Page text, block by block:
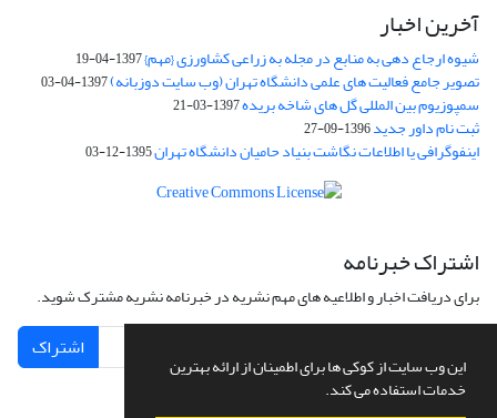
این وب سایت از کوکی ها برای اطمینان از ارائه بهترین
خدمات استفاده می کند.
آخرین اخبار
شیوه ارجاع دهی به منابع در مجله به زراعی کشاورزی {مهم}1397-04-19
تصویر جامع فعالیت های علمی دانشگاه تهران (وب سایت دوزبانه)1397-04-03
سمپوزیوم بین المللی گل های شاخه بریده1397-03-21
ثبت نام داور جدید1396-09-27
اینفوگرافی یا اطلاعات نگاشت بنیاد حامیان دانشگاه تهران1395-12-03
اشتراک خبرنامه
برای دریافت اخبار و اطلاعیه های مهم نشریه در خبرنامه نشریه مشترک شوید.
اشتراک